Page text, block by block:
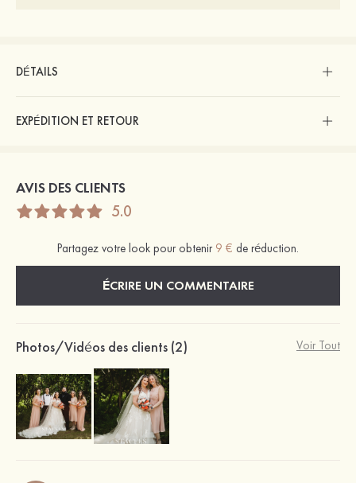
DÉTAILS
EXPÉDITION ET RETOUR
AVIS DES CLIENTS
5.0
Partagez votre look pour obtenir 9 € de réduction.
ÉCRIRE UN COMMENTAIRE
Photos/Vidéos des clients (2) Voir Tout